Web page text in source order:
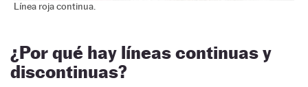
Línea roja continua.
¿Por qué hay líneas continuas y
discontinuas?